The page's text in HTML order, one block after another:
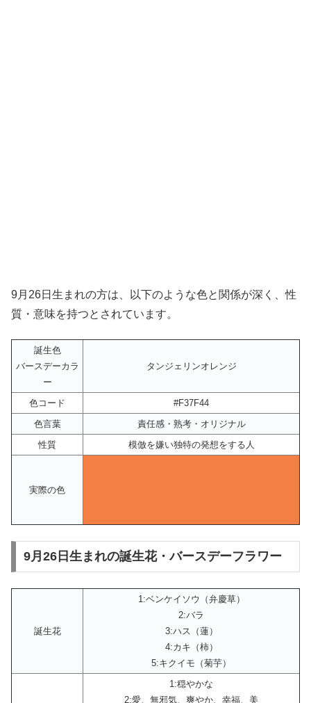
9月26日生まれの方は、以下のような色と関係が深く、性
質・意味を持つとされています。
誕生色
バースデーカラ
ー
タンジェリンオレンジ
色コード
#F37F44
色言葉
責任感・熟考・オリジナル
性質
模倣を嫌い独特の発想をする人
実際の色
9月26日生まれの誕生花・バースデーフラワー
誕生花
1:ベンケイソウ（弁慶草）
2:バラ
3:ハス（蓮）
4:カキ（柿）
5:キクイモ（菊芋）
1:穏やかな
2:愛、無邪気、爽やか、幸福、美